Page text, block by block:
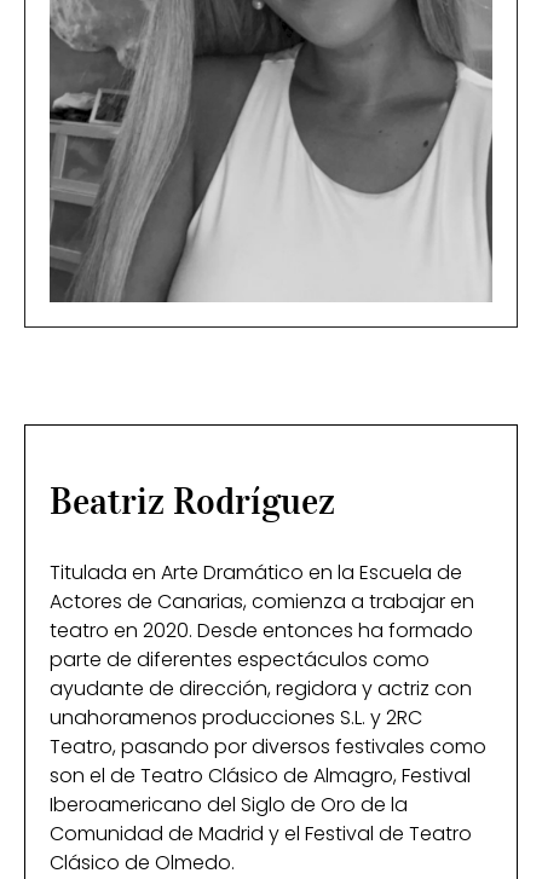
Beatriz Rodríguez
Titulada en Arte Dramático en la Escuela de
Actores de Canarias, comienza a trabajar en
teatro en 2020. Desde entonces ha formado
parte de diferentes espectáculos como
ayudante de dirección, regidora y actriz con
unahoramenos producciones S.L. y 2RC
Teatro, pasando por diversos festivales como
son el de Teatro Clásico de Almagro, Festival
Iberoamericano del Siglo de Oro de la
Comunidad de Madrid y el Festival de Teatro
Clásico de Olmedo.